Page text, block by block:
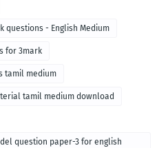
questions - English Medium
for 3mark
tamil medium
tamil medium download
question paper-3 for english